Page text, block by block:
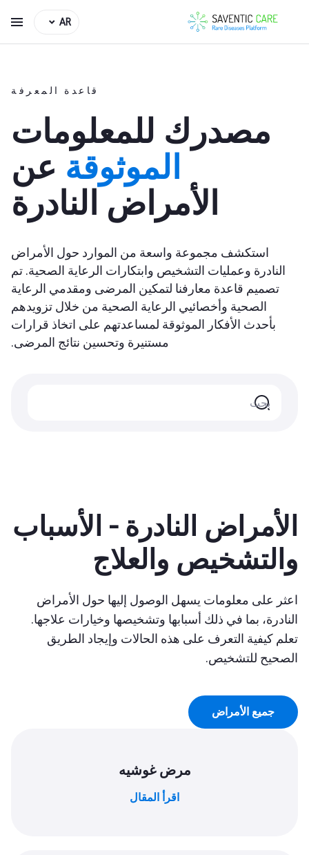
AR
قاعدة المعرفة
مصدرك للمعلومات
الموثوقة عن
الأمراض النادرة
استكشف مجموعة واسعة من الموارد حول الأمراض
النادرة وعمليات التشخيص وابتكارات الرعاية الصحية. تم
تصميم قاعدة معارفنا لتمكين المرضى ومقدمي الرعاية
الصحية وأخصائيي الرعاية الصحية من خلال تزويدهم
بأحدث الأفكار الموثوقة لمساعدتهم على اتخاذ قرارات
مستنيرة وتحسين نتائج المرضى.
الأمراض النادرة - الأسباب
والتشخيص والعلاج
اعثر على معلومات يسهل الوصول إليها حول الأمراض
النادرة، بما في ذلك أسبابها وتشخيصها وخيارات علاجها.
تعلم كيفية التعرف على هذه الحالات وإيجاد الطريق
الصحيح للتشخيص.
جميع الأمراض
مرض غوشيه
اقرأ المقال